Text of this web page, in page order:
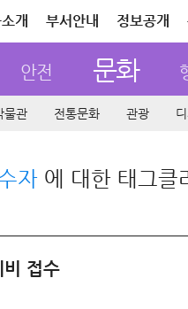
개 부서안내 정보공개
안전 문화
물관 전통문화 관광
자에 대한 태그클
접수